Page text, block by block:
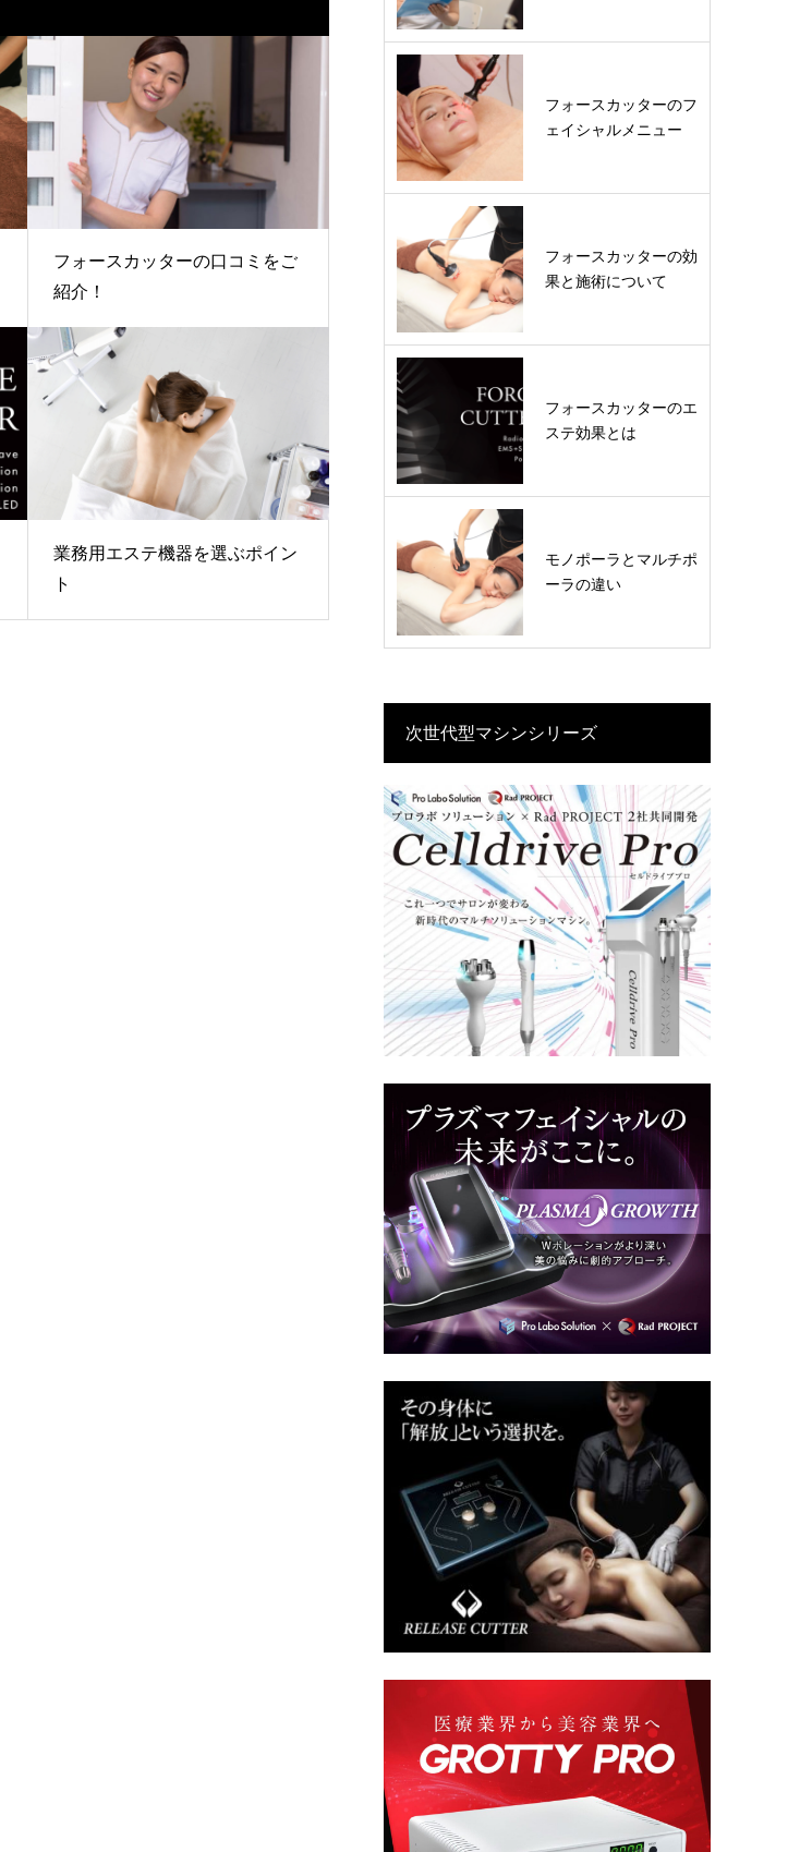
フォースカッターの口コミをご
紹介！
業務用エステ機器を選ぶポイン
ト
フォースカッターのフ
ェイシャルメニュー
フォースカッターの効
果と施術について
フォースカッターのエ
ステ効果とは
モノポーラとマルチポ
ーラの違い
次世代型マシンシリーズ